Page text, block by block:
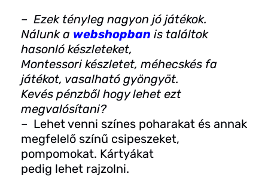
– Ezek tényleg nagyon jó játékok.
Nálunk a webshopban is találtok
hasonló készleteket,
Montessori készletet, méhecskés fa
játékot, vasalható gyöngyöt.
Kevés pénzből hogy lehet ezt
megvalósítani?
– Lehet venni színes poharakat és annak
megfelelő színű csipeszeket,
pompomokat. Kártyákat
pedig lehet rajzolni.